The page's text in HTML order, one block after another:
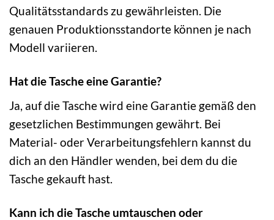
Qualitätsstandards zu gewährleisten. Die
genauen Produktionsstandorte können je nach
Modell variieren.
Hat die Tasche eine Garantie?
Ja, auf die Tasche wird eine Garantie gemäß den
gesetzlichen Bestimmungen gewährt. Bei
Material- oder Verarbeitungsfehlern kannst du
dich an den Händler wenden, bei dem du die
Tasche gekauft hast.
Kann ich die Tasche umtauschen oder